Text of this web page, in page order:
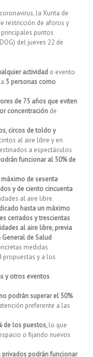
la Xunta de
restricción de aforos y
puntos
del jueves 22 de
actividad o evento
5 personas como
de 75 años que eviten
concentración de
circos de toldo y
al aire libre y en
a espectáculos
funcionar al 50% de
de sesenta
y de ciento cincuenta
al aire libre.
hasta un máximo
cerrados y trescientas
al aire libre, previa
de Salud
medidas
propuestas y a los
y otros eventos
podrán superar el 50%
preferente a las
de los puestos,lo que
o fijando nuevos
podrán funcionar